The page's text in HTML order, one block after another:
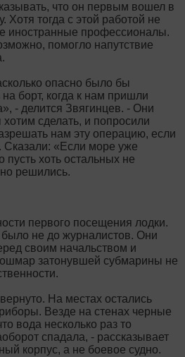
что он первым вошел в
Хотя тогда с этой работой не
иностранные профессионалы.
помогло напутствие
опасно было бы
борт, когда к нам пришли
- делится Звягинцев. - Они
сделать, и попросили
нам эту операцию, если
«Если море уже
пусть хоть остальных не
решились.
первого посещения лодки.
не до журналистов. Они
своим начальством и
затонувшей субмарины не
На местах остались
Везде на стенах черные
вода несколько раз то
спадала, - рассказывает
корпус, а не боевое судно.